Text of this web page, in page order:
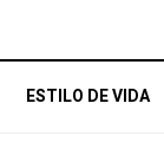
ESTILO DE VIDA